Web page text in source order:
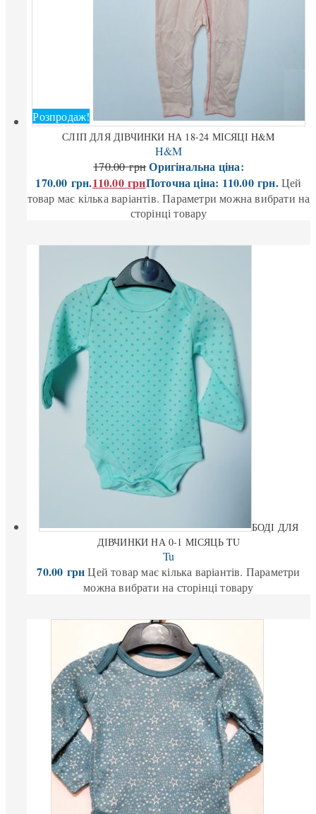
Розпродаж!
СЛІП ДЛЯ ДІВЧИНКИ НА 18-24 МІСЯЦІ H&M
H&M
170.00грн Оригінальна ціна:
170.00 грн.110.00грнПоточна ціна: 110.00 грн. Цей
товар має кілька варіантів. Параметри можна вибрати на
сторінці товару
БОДІ ДЛЯ
ДІВЧИНКИ НА 0-1 МІСЯЦЬ TU
Tu
70.00 грн Цей товар має кілька варіантів. Параметри
можна вибрати на сторінці товару